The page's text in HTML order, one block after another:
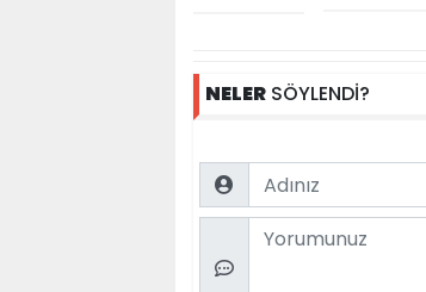
NELER SÖYLENDİ?
Name
Comment